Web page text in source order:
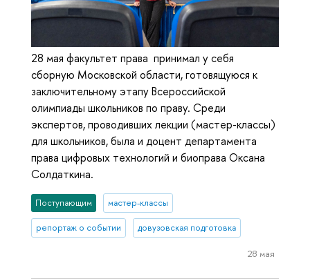
28 мая факультет права принимал у себя
сборную Московской области, готовящуюся к
заключительному этапу Всероссийской
олимпиады школьников по праву. Среди
экспертов, проводивших лекции (мастер-классы)
для школьников, была и доцент департамента
права цифровых технологий и биоправа Оксана
Солдаткина.
Поступающим мастер-классы
репортаж о событии довузовская подготовка
28 мая